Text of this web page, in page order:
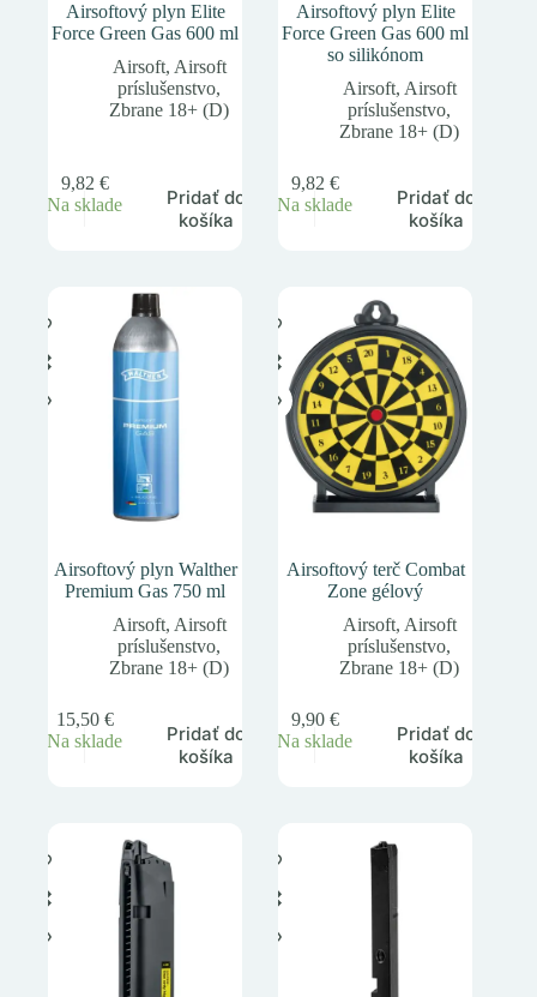
Airsoftový plyn Elite
Force Green Gas 600 ml
Airsoft, Airsoft
príslušenstvo,
Zbrane 18+ (D)
9,82 €
Na sklade
Pridať do
košíka
Airsoftový plyn Elite
Force Green Gas 600 ml
so silikónom
Airsoft, Airsoft
príslušenstvo,
Zbrane 18+ (D)
9,82 €
Na sklade
Pridať do
košíka
Airsoftový plyn Walther
Premium Gas 750 ml
Airsoft, Airsoft
príslušenstvo,
Zbrane 18+ (D)
15,50 €
Na sklade
Pridať do
košíka
Airsoftový terč Combat
Zone gélový
Airsoft, Airsoft
príslušenstvo,
Zbrane 18+ (D)
9,90 €
Na sklade
Pridať do
košíka